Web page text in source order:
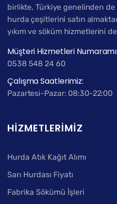
birlikte, Türkiye genelinden de
hurda çeşitlerini satın
yıkım ve söküm hizmetlerini
Müşteri Hizmetleri
0538 548 24 60
Çalışma Saatlerimiz:
Pazartesi-Pazar: 08:30-22:00
HIZMETLERIMIZ
Hurda Atık Kağıt Alımı
Sarı Hurdası Fiyatı
Fabrika Sökümü İşleri